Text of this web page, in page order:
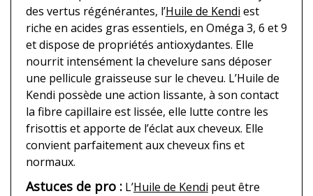
des vertus régénérantes, l’Huile de Kendi est
riche en acides gras essentiels, en Oméga 3, 6 et 9
et dispose de propriétés antioxydantes. Elle
nourrit intensément la chevelure sans déposer
une pellicule graisseuse sur le cheveu. L’Huile de
Kendi possède une action lissante, à son contact
la fibre capillaire est lissée, elle lutte contre les
frisottis et apporte de l’éclat aux cheveux. Elle
convient parfaitement aux cheveux fins et
normaux.
Astuces de pro :L’Huile de Kendi peut être